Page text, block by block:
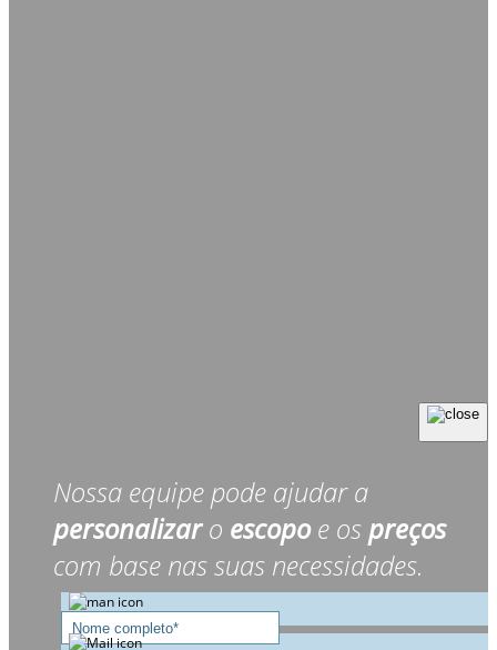
Nossa equipe pode ajudar a
personalizaro escopoe ospreços
com base nas suas necessidades.